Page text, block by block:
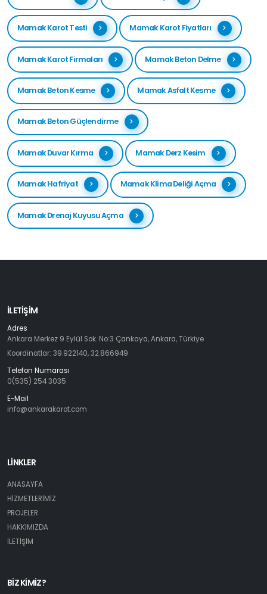
Mamak Karot Testi Mamak Karot Fiyatları
Mamak Karot Firmaları Mamak Beton Delme
Mamak Beton Kesme Mamak Asfalt Kesme
Mamak Beton Güçlendirme
Mamak Duvar Kırma Mamak Derz Kesim
Mamak Hafriyat Mamak Klima Deliği Açma
Mamak Drenaj Kuyusu Açma
İLETIŞIM
Adres
Ankara Merkez 9 Eylül Sok. No:3 Çankaya, Ankara, Türkiye
Koordinatlar: 39.922140, 32.866949
Telefon Numarası
0(535) 254 3035
E-Mail
info@ankarakarot.com
LİNKLER
ANASAYFA
HİZMETLERİMİZ
PROJELER
HAKKIMIZDA
İLETİŞİM
BİZ KİMİZ?